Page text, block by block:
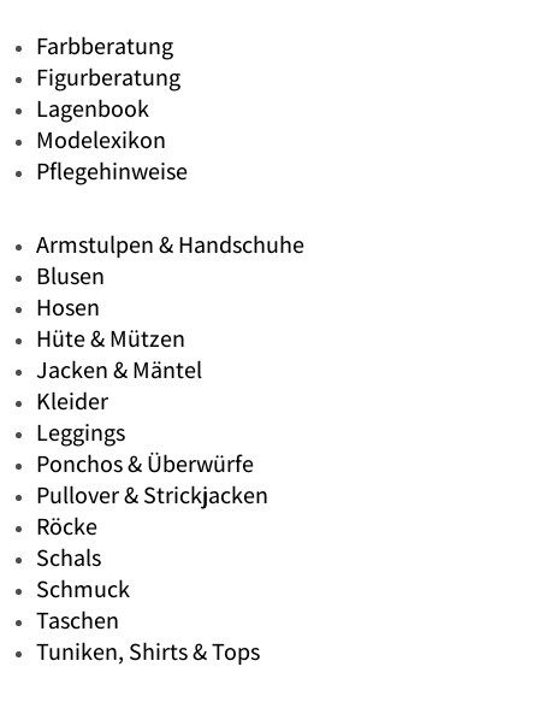
Farbberatung
Figurberatung
Lagenbook
Modelexikon
Pflegehinweise
Armstulpen & Handschuhe
Blusen
Hosen
Hüte & Mützen
Jacken & Mäntel
Kleider
Leggings
Ponchos & Überwürfe
Pullover & Strickjacken
Röcke
Schals
Schmuck
Taschen
Tuniken, Shirts & Tops